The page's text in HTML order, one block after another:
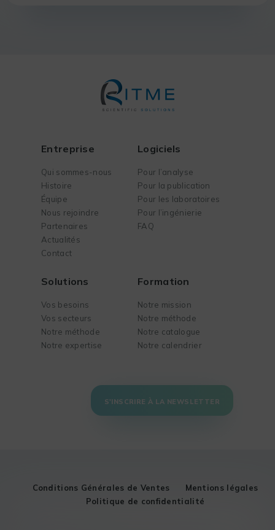
Entreprise
Qui sommes-nous
Histoire
Équipe
Nous rejoindre
Partenaires
Actualités
Contact
Logiciels
Pour l’analyse
Pour la publication
Pour les laboratoires
Pour l’ingénierie
FAQ
Solutions
Vos besoins
Vos secteurs
Notre méthode
Notre expertise
Formation
Notre mission
Notre méthode
Notre catalogue
Notre calendrier
S'INSCRIRE À LA NEWSLETTER
Conditions Générales de Ventes
Mentions légales
Politique de confidentialité